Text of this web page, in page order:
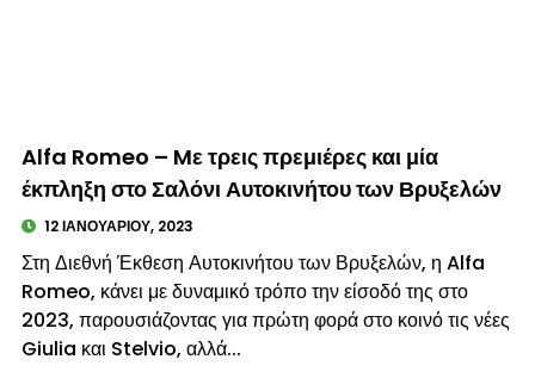
© enkinisi.gr
Alfa Romeo – Mε τρεις πρεμιέρες και μία
έκπληξη στο Σαλόνι Αυτοκινήτου των Βρυξελών
12 ΙΑΝΟΥΑΡΊΟΥ, 2023
Στη Διεθνή Έκθεση Αυτοκινήτου των Βρυξελών, η Alfa
Romeo, κάνει με δυναμικό τρόπο την είσοδό της στο
2023, παρουσιάζοντας για πρώτη φορά στο κοινό τις νέες
Giulia και Stelvio, αλλά...